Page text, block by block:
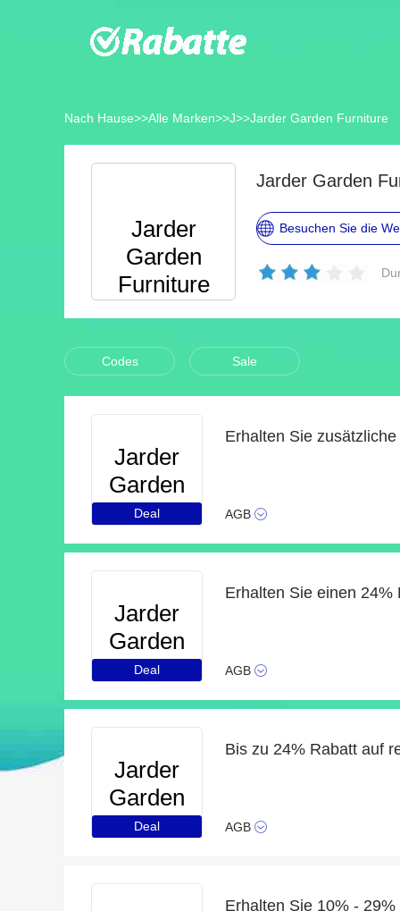
Nach Hause>>Alle Marken>>J>>Jarder Garden Furniture
Jarder
Garden
Furniture
Besuchen Sie die
Codes Sale
Jarder
Garden
Furniture
Deal AGB
Jarder
Garden
Furniture
Deal AGB
Jarder
Garden
Furniture
Deal
Bis zu 24% Rabatt auf
AGB